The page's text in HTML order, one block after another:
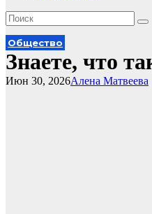
Общество
Знаете, что
Алена Матвеева
Июн 30, 2026